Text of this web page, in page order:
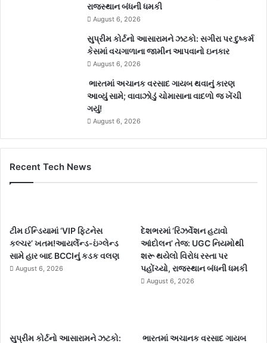
રાજસ્થાન બંધની ધમકી
August 6, 2026
સુપ્રીમ કોર્ટનો આસારામને ઝટકો: સગીરા પર દુષ્કર્મ
કેસમાં વચગાળાના જામીન આપવાનો ઇનકાર
August 6, 2026
ભારતમાં અચાનક વરસાદ ગાયબ થવાનું કારણ
આવ્યું સામે; વાવાઝોડું ચોમાસાના વાદળો જ ખેંચી
ગયું!
August 6, 2026
Recent Tech News
ટીમ ઈન્ડિયામાં ‘VIP ફિટનેસ
કલ્ચર’ ખતમ!આયર્લેન્ડ-ઇંગ્લેન્ડ
સામે હાર બાદ BCCIનું કડક વલણ
August 6, 2026
દેશભરમાં ‘રિઝર્વેશન હટાવો
આંદોલન’ તેજ: UGC નિયમોથી
શરૂ થયેલો વિરોધ રસ્તા પર
પહોંચ્યો, રાજસ્થાન બંધની ધમકી
August 6, 2026
સુપ્રીમ કોર્ટનો આસારામને ઝટકો: ભારતમાં અચાનક વરસાદ ગાયબ